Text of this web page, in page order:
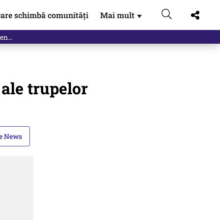
schimbă comunități Mai mult ▼
trupelor
News